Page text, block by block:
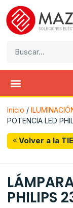
Inicio /
POTENCIA LED
Volver a la
PHILIPS